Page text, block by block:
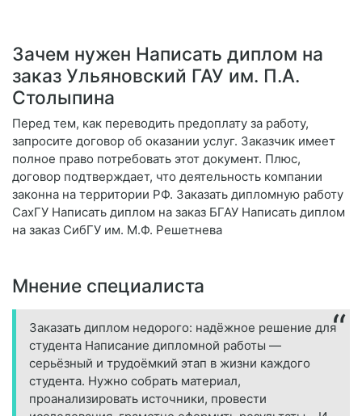
Зачем нужен Написать диплом на
заказ Ульяновский ГАУ им. П.А.
Столыпина
Перед тем, как переводить предоплату за работу,
запросите договор об оказании услуг. Заказчик имеет
полное право потребовать этот документ. Плюс,
договор подтверждает, что деятельность компании
законна на территории РФ. Заказать дипломную работу
СахГУ Написать диплом на заказ БГАУ Написать диплом
на заказ СибГУ им. М.Ф. Решетнева
Мнение специалиста
Заказать диплом недорого: надёжное решение для
студента Написание дипломной работы —
серьёзный и трудоёмкий этап в жизни каждого
студента. Нужно собрать материал,
проанализировать источники, провести